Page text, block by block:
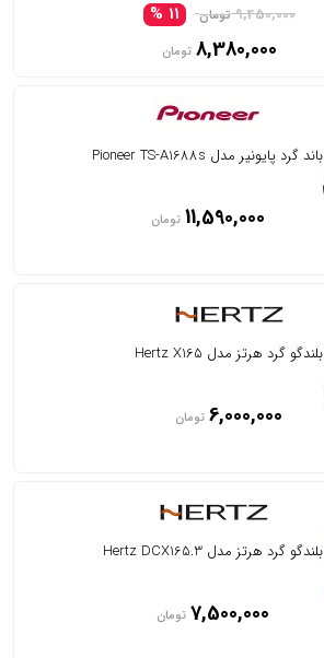
9,450,000 تومان 11 %
8,380,000 تومان
باند گرد پایونیر مدل Pioneer TS-A1688s
11,590,000 تومان
بلندگو گرد هرتز مدل Hertz X165
6,000,000 تومان
بلندگو گرد هرتز مدل Hertz DCX165.3
7,500,000 تومان